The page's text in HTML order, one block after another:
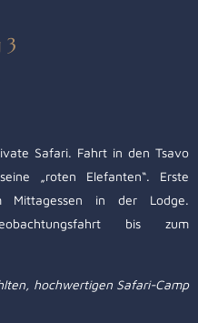
3
Safari. Fahrt in den Tsavo
„roten Elefanten“. Erste
Mittagessen in der Lodge.
bis zum
hochwertigen Safari-Camp